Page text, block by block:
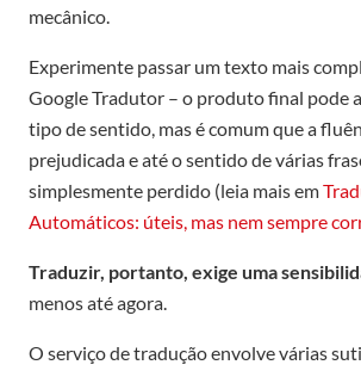
mecânico.
Experimente passar um texto mais
Google Tradutor – o produto final pode
tipo de sentido, mas é comum que a
prejudicada e até o sentido de várias
simplesmente perdido (leia mais em
Automáticos: úteis, mas nem sempre
Traduzir, portanto, exige uma
menos até agora.
O serviço de tradução envolve várias